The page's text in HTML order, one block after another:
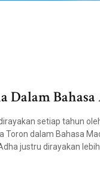
Dalam
setiap tahun
Toron dalam Bahasa
justru dirayakan